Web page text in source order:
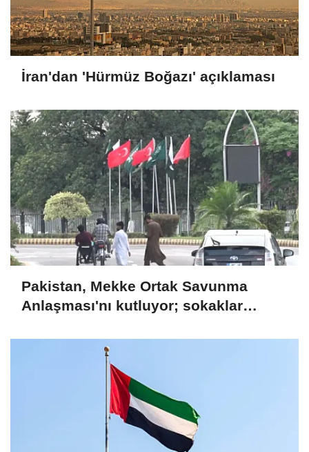
İran'dan 'Hürmüz Boğazı' açıklaması
Pakistan, Mekke Ortak Savunma
Anlaşması'nı kutluyor; sokaklar
bayraklarıyla süslendi